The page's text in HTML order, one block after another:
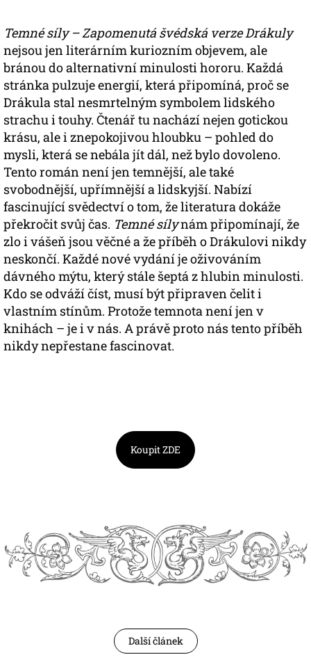
Temné síly – Zapomenutá švédská verze Drákuly
nejsou jen literárním kuriozním objevem, ale
bránou do alternativní minulosti hororu. Každá
stránka pulzuje energií, která připomíná, proč se
Drákula stal nesmrtelným symbolem lidského
strachu i touhy. Čtenář tu nachází nejen gotickou
krásu, ale i znepokojivou hloubku – pohled do
mysli, která se nebála jít dál, než bylo dovoleno.
Tento román není jen temnější, ale také
svobodnější, upřímnější a lidskyjší. Nabízí
fascinující svědectví o tom, že literatura dokáže
překročit svůj čas. Temné sílynám připomínají, že
zlo i vášeň jsou věčné a že příběh o Drákulovi nikdy
neskončí. Každé nové vydání je oživováním
dávného mýtu, který stále šeptá z hlubin minulosti.
Kdo se odváží číst, musí být připraven čelit i
vlastním stínům. Protože temnota není jen v
knihách – je i v nás. A právě proto nás tento příběh
nikdy nepřestane fascinovat.
Koupit ZDE
Další článek